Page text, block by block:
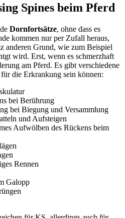
Spines beim Pferd
Dornfortsätze, ohne dass es
kommen nur per Zufall heraus,
anderen Grund, wie zum Beispiel
wird. Erst, wenn es schmerzhaft
am Pferd. Es gibt verschiedene
die Erkrankung sein können:
bei Berührung
bei Biegung und Versammlung
und Aufsteigen
Aufwölben des Rückens beim
Rennen
Galopp